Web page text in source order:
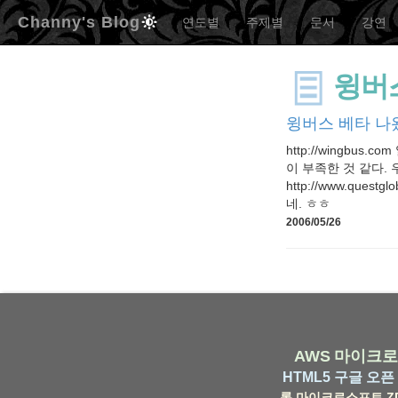
Channy's Blog 연도별 주제별 문서 강연
윙버
윙버스 베타 나
http://wingbus.com
이 부족한 것 같다.
http://
네. ㅎㅎ
2006/05/26
AWS 마이크
HTML5 구글 오픈